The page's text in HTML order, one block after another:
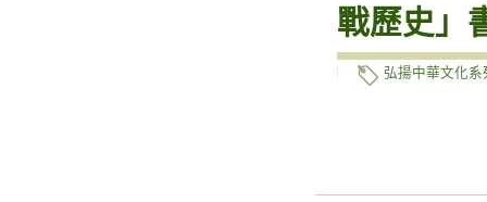
戰歷史」
弘揚中華文化系